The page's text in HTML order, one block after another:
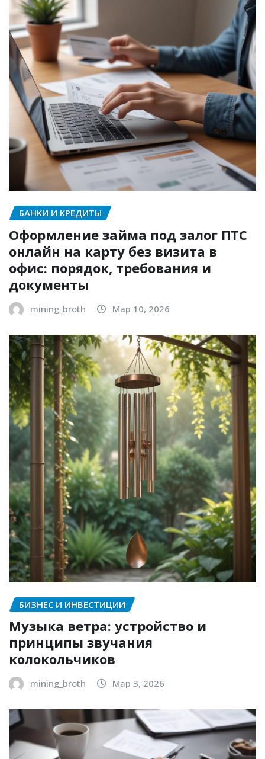
БАНКИ И КРЕДИТЫ
Оформление займа под залог ПТС
онлайн на карту без визита в
офис: порядок, требования и
документы
mining_broth Мар 10, 2026
БИЗНЕС И ИНВЕСТИЦИИ
Музыка ветра: устройство и
принципы звучания
колокольчиков
mining_broth Мар 3, 2026